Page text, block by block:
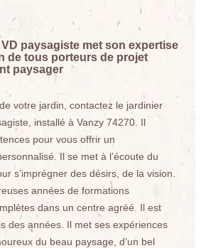
paysagiste met son expertise
de tous porteurs de projet
paysager
votre jardin, contactez le jardinier
installé à Vanzy 74270. Il
pour vous offrir un
Il se met à l’écoute du
s’imprégner des désirs, de la vision.
années de formations
dans un centre agréé. Il est
des années. Il met ses expériences
du beau paysage, d’un bel